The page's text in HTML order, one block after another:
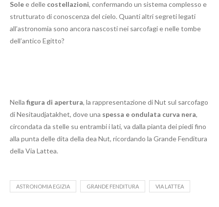
Solee delle costellazioni, confermando un sistema complesso e
strutturato di conoscenza del cielo. Quanti altri segreti legati
all’astronomia sono ancora nascosti nei sarcofagi e nelle tombe
dell’antico Egitto?
Nella figura di apertura, la rappresentazione di Nut sul sarcofago
di Nesitaudjatakhet, dove una spessa e ondulata curva nera,
circondata da stelle su entrambi i lati, va dalla pianta dei piedi fino
alla punta delle dita della dea Nut, ricordando la Grande Fenditura
della Via Lattea.
ASTRONOMIA EGIZIA GRANDE FENDITURA VIA LATTEA